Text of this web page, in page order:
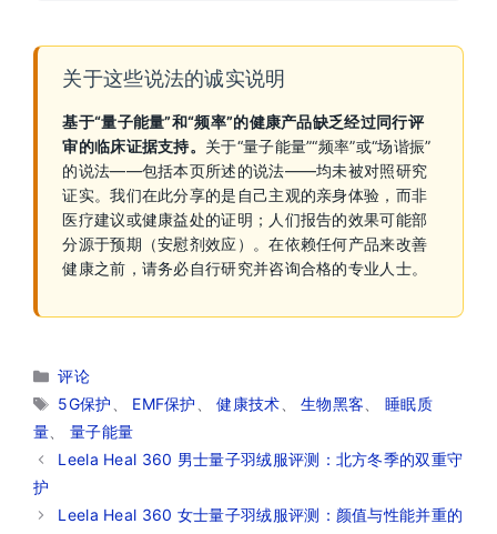
关于这些说法的诚实说明
基于“量子能量”和“频率”的健康产品缺乏经过同行评
审的临床证据支持。 关于“量子能量”“频率”或“场谐振”
的说法——包括本页所述的说法——均未被对照研究
证实。我们在此分享的是自己主观的亲身体验，而非
医疗建议或健康益处的证明；人们报告的效果可能部
分源于预期（安慰剂效应）。在依赖任何产品来改善
健康之前，请务必自行研究并咨询合格的专业人士。
分
类
评论
标
签
5G保护 EMF保护 、健康技术 、生物黑客
睡眠质
量
量子能量
Leela Heal 360 男士量子羽绒服评测：北方冬季的双重守
护
Leela Heal 360 女士量子羽绒服评测：颜值与性能并重的